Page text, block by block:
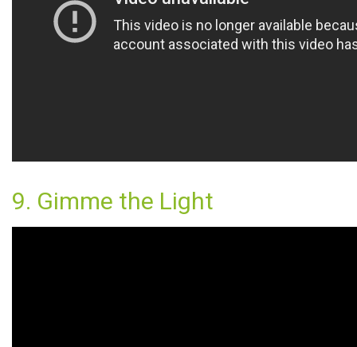
9. Gimme the Light